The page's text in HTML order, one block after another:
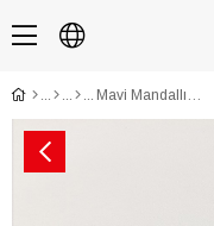
Mavi Mandallı Metal Nakış Kasnağı Büyük Boy